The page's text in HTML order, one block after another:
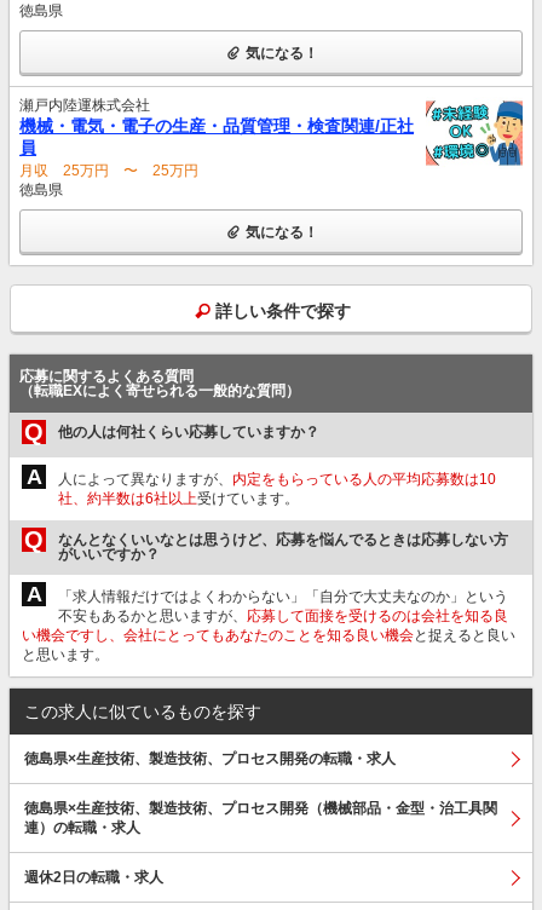
徳島県
気になる！
瀬戸内陸運株式会社
機械・電気・電子の生産・品質管理・検査関連/正社
員
月収 25万円 〜 25万円
徳島県
気になる！
詳しい条件で探す
応募に関するよくある質問
（転職EXによく寄せられる一般的な質問）
Q 他の人は何社くらい応募していますか？
A 人によって異なりますが、 内定をもらっている人の平均応募数は10
社、約半数は6社以上受けています。
Q
なんとなくいいなとは思うけど、応募を悩んでるときは応募しない方
がいいですか？
A
「求人情報だけではよくわからない」「自分で大丈夫なのか」という
不安もあるかと思いますが、 応募して面接を受けるのは会社を知る良
い機会ですし、会社にとってもあなたのことを知る良い機会と捉えると良い
と思います。
この求人に似ているものを探す
徳島県×生産技術、製造技術、プロセス開発の転職・求人
徳島県×生産技術、製造技術、プロセス開発（機械部品・金型・治工具関
連）の転職・求人
週休2日の転職・求人